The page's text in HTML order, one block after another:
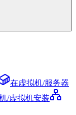
在虚拟机/服务器
/虚拟机安装